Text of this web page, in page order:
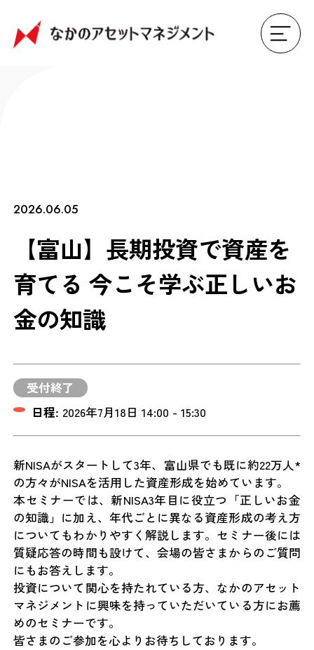
2026.06.05
【富山】長期投資で資産を
育てる 今こそ学ぶ正しいお
金の知識
受付終了
日程: 2026年7月18日 14:00 - 15:30
新NISAがスタートして3年、富山県でも既に約22万人*
の方々がNISAを活用した資産形成を始めています。
本セミナーでは、新NISA3年目に役立つ「正しいお金
の知識」に加え、年代ごとに異なる資産形成の考え方
についてもわかりやすく解説します。セミナー後には
質疑応答の時間も設けて、会場の皆さまからのご質問
にもお答えします。
投資について関心を持たれている方、なかのアセット
マネジメントに興味を持っていただいている方にお薦
めのセミナーです。
皆さまのご参加を心よりお待ちしております。